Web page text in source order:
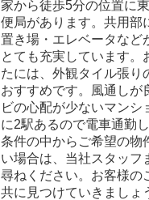
家から徒歩5分の位置に
便局があります。共用部
置き場・エレベータなど
とても充実しています。
たには、外観タイル張り
おすすめです。風通しが
ビの心配が少ないマンシ
に2駅あるので電車通勤
条件の中からご希望の物
い場合は、当社スタッフ
尋ねください。お客様の
共に見つけていきましょ